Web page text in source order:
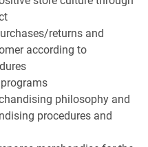
returns and
according to
philosophy and
procedures and